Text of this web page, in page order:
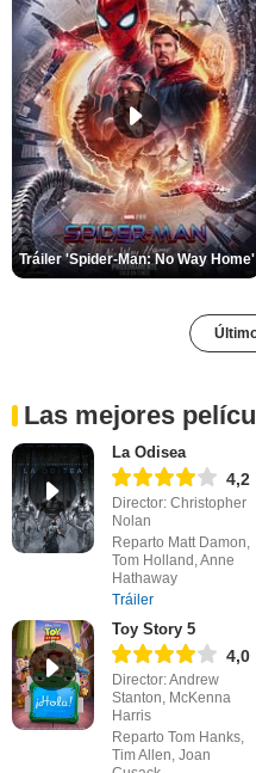
Tráiler 'Spider-Man: No Way Home'
Las mejores
La Odisea
4,2
Director: Christopher
Nolan
Reparto Matt Damon,
Tom Holland, Anne
Hathaway
Tráiler
Toy Story 5
4,0
Director: Andrew
Stanton, McKenna
Harris
Reparto Tom Hanks,
Tim Allen, Joan